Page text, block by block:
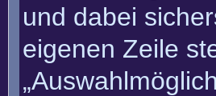
und dabei
eigenen Zeile